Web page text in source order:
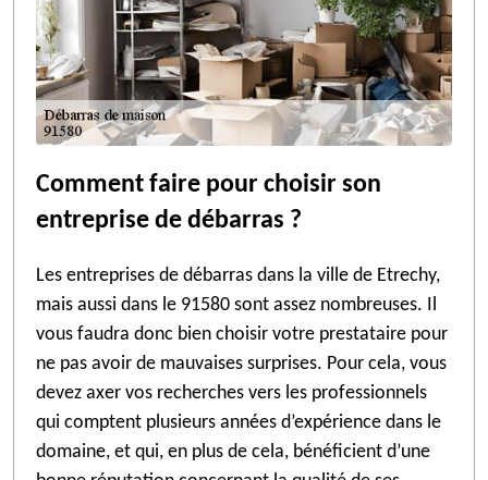
Comment faire pour choisir son
entreprise de débarras ?
Les entreprises de débarras dans la ville de Etrechy,
mais aussi dans le 91580 sont assez nombreuses. Il
vous faudra donc bien choisir votre prestataire pour
ne pas avoir de mauvaises surprises. Pour cela, vous
devez axer vos recherches vers les professionnels
qui comptent plusieurs années d’expérience dans le
domaine, et qui, en plus de cela, bénéficient d’une